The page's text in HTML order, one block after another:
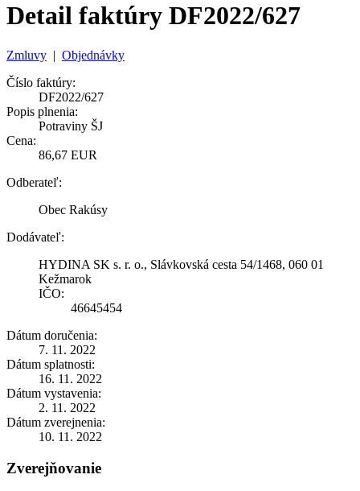
Detail faktúry DF2022/627
Zmluvy | Objednávky
Číslo faktúry:
DF2022/627
Popis plnenia:
Potraviny ŠJ
Cena:
86,67 EUR
Odberateľ:
Obec Rakúsy
Dodávateľ:
HYDINA SK s. r. o., Slávkovská cesta 54/1468, 060 01
Kežmarok
IČO:
46645454
Dátum doručenia:
7. 11. 2022
Dátum splatnosti:
16. 11. 2022
Dátum vystavenia:
2. 11. 2022
Dátum zverejnenia:
10. 11. 2022
Zverejňovanie